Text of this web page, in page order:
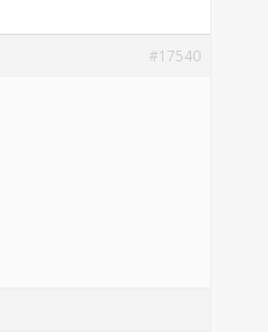
#17540